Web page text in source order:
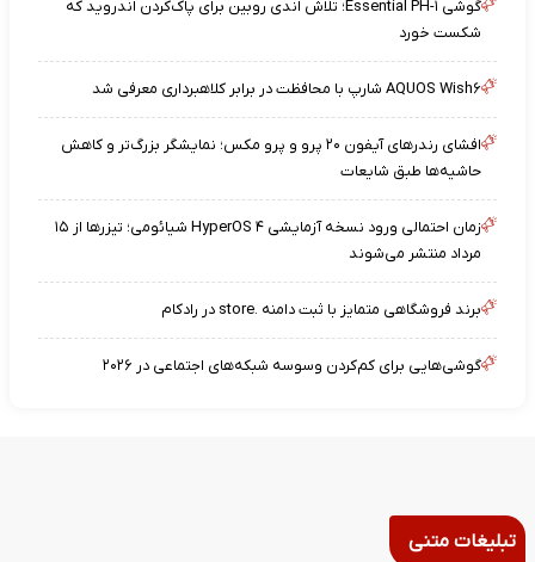
گوشی Essential PH-۱؛ تلاش اندی روبین برای پاک‌کردن اندروید که
شکست خورد
AQUOS Wish۶ شارپ با محافظت در برابر کلاهبرداری معرفی شد
افشای رندرهای آیفون ۲۰ پرو و پرو مکس؛ نمایشگر بزرگ‌تر و کاهش
حاشیه‌ها طبق شایعات
زمان احتمالی ورود نسخه آزمایشی HyperOS ۴ شیائومی؛ تیزرها از ۱۵
مرداد منتشر می‌شوند
برند فروشگاهی متمایز با ثبت دامنه .store در رادکام
گوشی‌هایی برای کم‌کردن وسوسه شبکه‌های اجتماعی در ۲۰۲۶
تبلیغات متنی